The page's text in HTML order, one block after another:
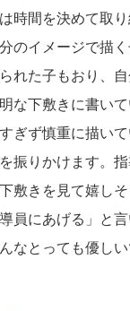
時間を決めて取
のイメージで描
れた子もおり、
な下敷きに書い
ぎず慎重に描い
振りかけます。
敷きを見て嬉し
員にあげる」と
なとっても優し